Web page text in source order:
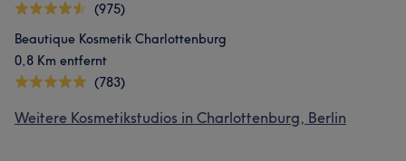
(975)
Beautique Kosmetik Charlottenburg
0,8 Km entfernt
(783)
Weitere Kosmetikstudios in Charlottenburg, Berlin